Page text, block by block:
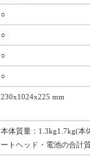
○
○
○
○
230x1024x225 mm
本体質量：1.3kg1.7kg(本
ートヘッド・電池の合計